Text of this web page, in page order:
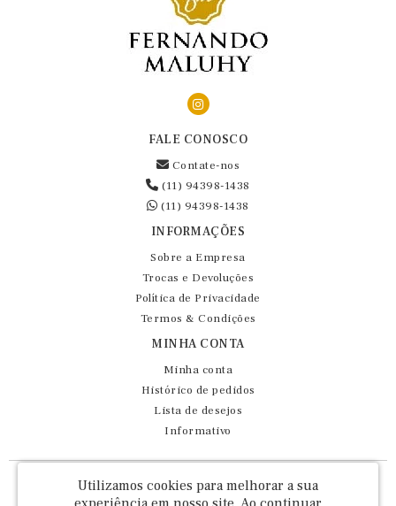
FALE CONOSCO
Contate-nos
(11) 94398-1438
(11) 94398-1438
INFORMAÇÕES
Sobre a Empresa
Trocas e Devoluções
Política de Privacidade
Termos & Condições
MINHA CONTA
Minha conta
Histórico de pedidos
Lista de desejos
Informativo
Fernando Maluhy Cia Ltda - CNPJ: 60.458.825/0001-86
Rua Dr Euclydes da Cunha, 47 - Brás - São Paulo / SP - CEP 03016-030
Utilizamos cookies para melhorar a sua